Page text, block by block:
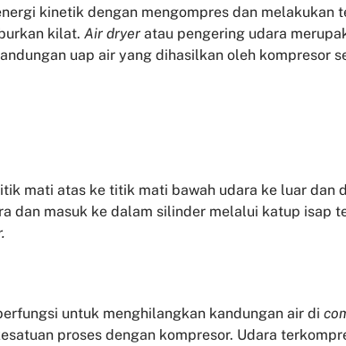
kinetik dengan mengompres dan melakukan
kilat. Air dryer atau pengering udara
uap air yang dihasilkan oleh kompresor
mati atas ke titik mati bawah udara ke luar dan
dan masuk ke dalam silinder melalui katup isap
untuk menghilangkan kandungan air di
proses dengan kompresor. Udara